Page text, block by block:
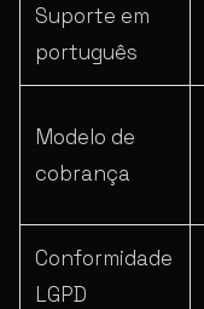
Suporte em
português
Modelo de
cobrança
Conformidade
LGPD